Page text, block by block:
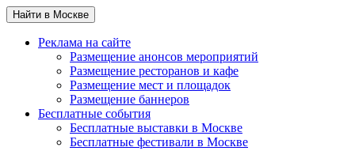
Найти в Москве
Реклама на сайте
Размещение анонсов мероприятий
Размещение ресторанов и кафе
Размещение мест и площадок
Размещение баннеров
Бесплатные события
Бесплатные выставки в Москве
Бесплатные фестивали в Москве